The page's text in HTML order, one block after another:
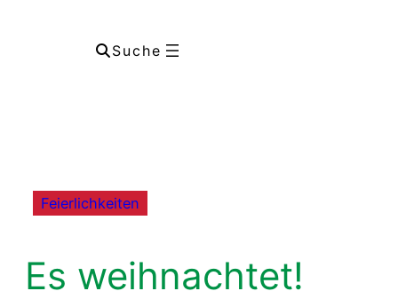
Suche
Feierlichkeiten
Es weihnachtet!